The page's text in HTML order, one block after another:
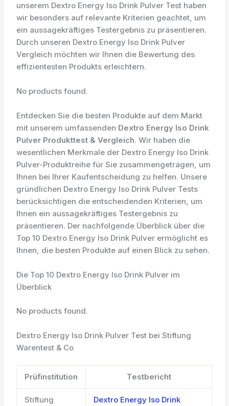
unserem Dextro Energy Iso Drink Pulver Test haben
wir besonders auf relevante Kriterien geachtet, um
ein aussagekräftiges Testergebnis zu präsentieren.
Durch unseren Dextro Energy Iso Drink Pulver
Vergleich möchten wir Ihnen die Bewertung des
effizientesten Produkts erleichtern.
No products found.
Entdecken Sie die besten Produkte auf dem Markt
mit unserem umfassenden Dextro Energy Iso Drink
Pulver Produkttest & Vergleich. Wir haben die
wesentlichen Merkmale der Dextro Energy Iso Drink
Pulver-Produktreihe für Sie zusammengetragen, um
Ihnen bei Ihrer Kaufentscheidung zu helfen. Unsere
gründlichen Dextro Energy Iso Drink Pulver Tests
berücksichtigen die entscheidenden Kriterien, um
Ihnen ein aussagekräftiges Testergebnis zu
präsentieren. Der nachfolgende Überblick über die
Top 10 Dextro Energy Iso Drink Pulver ermöglicht es
Ihnen, die besten Produkte auf einen Blick zu sehen.
Die Top 10 Dextro Energy Iso Drink Pulver im
Überblick
No products found.
Dextro Energy Iso Drink Pulver Test bei Stiftung
Warentest & Co
Prüfinstitution Testbericht
Stiftung
Dextro Energy Iso Drink